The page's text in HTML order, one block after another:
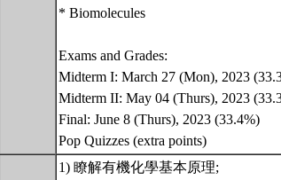
* Biomolecules
Exams and Grades:
Midterm I: March 27 (Mon), 2023
Midterm II: May 04 (Thurs), 2023
Final: June 8 (Thurs), 2023 (33.4%)
Pop Quizzes (extra points)
1) 瞭解有機化學基本原理;